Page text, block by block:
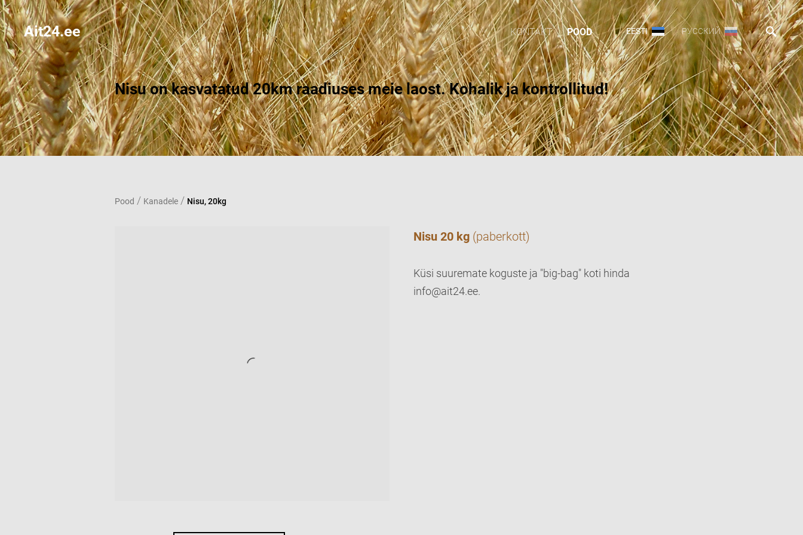
Ait24.ee KONTAKT POOD EESTI РУССКИЙ
Nisu on kasvatatud 20km raadiuses meie laost. Kohalik ja kontrollitud!
Pood / Kanadele / Nisu, 20kg
Nisu 20 kg (paberkott)
Küsi suuremate koguste ja "big-bag" koti hinda
info@ait24.ee.